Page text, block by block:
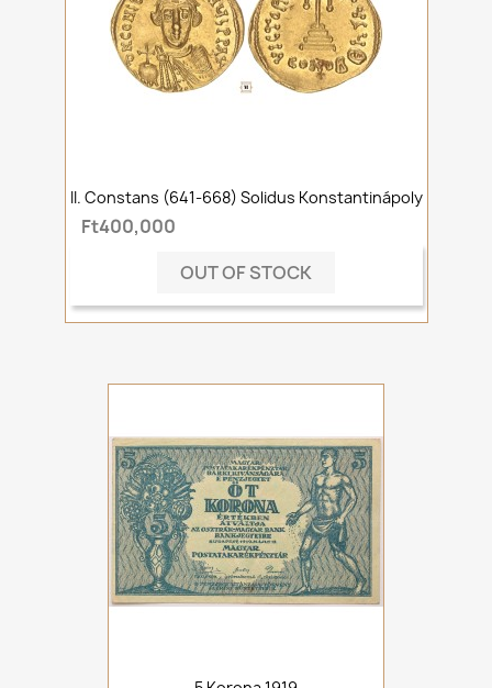
II. Constans (641-668) Solidus Konstantinápoly
Ft400,000
OUT OF STOCK